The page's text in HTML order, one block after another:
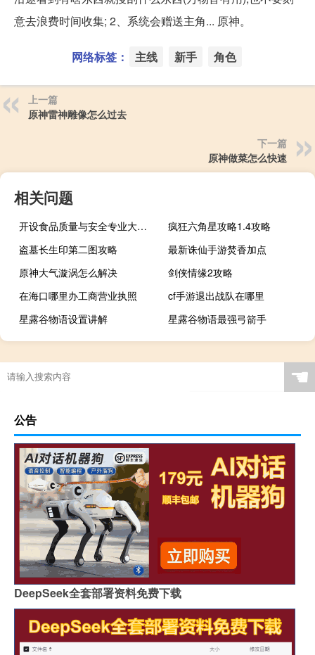
意去浪费时间收集; 2、系统会赠送主角... 原神。
网络标签： 主线 新手 角色
上一篇
原神雷神雕像怎么过去
下一篇
原神做菜怎么快速
相关问题
开设食品质量与安全专业大学有哪些
疯狂六角星攻略1.4攻略
盗墓长生印第二图攻略
最新诛仙手游焚香加点
原神大气漩涡怎么解决
剑侠情缘2攻略
在海口哪里办工商营业执照
cf手游退出战队在哪里
星露谷物语设置讲解
星露谷物语最强弓箭手
☚
公告
DeepSeek全套部署资料免费下载